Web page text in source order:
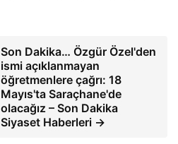
Son Dakika… Özgür Özel'den
ismi açıklanmayan
öğretmenlere çağrı: 18
Mayıs'ta Saraçhane'de
olacağız – Son Dakika
Siyaset Haberleri →